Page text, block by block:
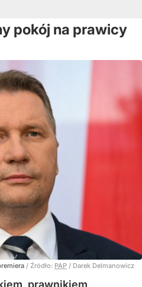
pokój na prawicy
/ Źródło: PAP / Darek Delmanowicz